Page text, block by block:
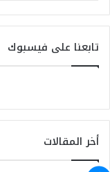
تابعنا على فيسبوك
أخر المقالات